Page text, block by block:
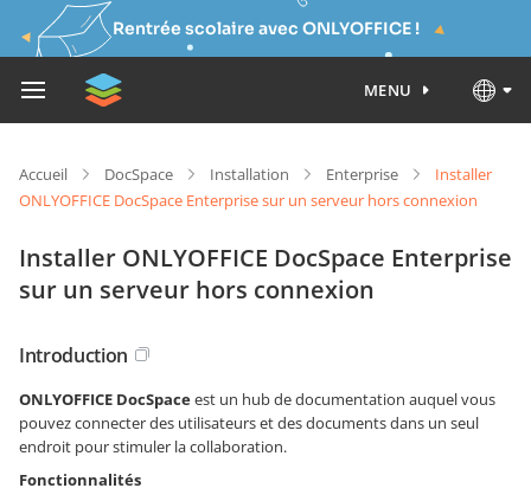
Rentrée scolaire avec ONLYOFFICE !
MENU
Accueil DocSpace Installation Enterprise
Installer
ONLYOFFICE DocSpace Enterprise sur un serveur hors connexion
Installer ONLYOFFICE DocSpace Enterprise
sur un serveur hors connexion
Introduction
ONLYOFFICE DocSpaceest un hub de documentation auquel vous
pouvez connecter des utilisateurs et des documents dans un seul
endroit pour stimuler la collaboration.
Fonctionnalités